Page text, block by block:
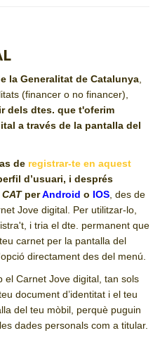
la Generalitat de Catalunya
(financer o no financer),
dels dtes. que t'oferim
a través de la pantalla del
de registrar-te en aquest
d’usuari, i després
perAndroid o IOS , des de
Jove digital. Per utilitzar-lo,
i tria el dte. permanent que
carnet per la pantalla del
directament des del menú.
el Carnet Jove digital, tan sols
document d’identitat i el teu
del teu mòbil, perquè puguin
dades personals com a titular.